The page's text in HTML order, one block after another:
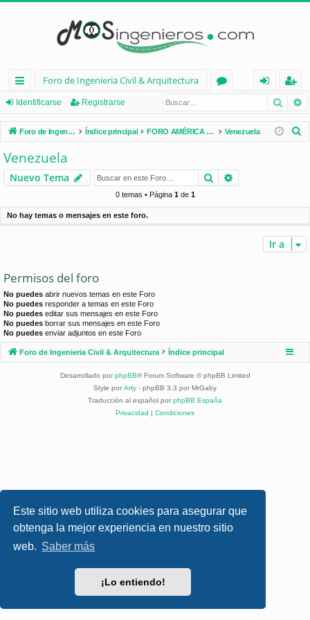
Este sitio web utiliza cookies para asegurar que
obtenga la mejor experiencia en nuestro sitio
web. Saber más
¡Lo entiendo!
nl
ac
es
rá
pi
d
Foro de Ingenieria Civil & Arquitectura
os
nt
ifi
e
eg
ist
ra
Identificarse Registrarse
Foro de Ingenieria Civil & Arquitectura Índice principal FORO AMÉRICA LATINA Venezuela
r
Venezuela
Nuevo Tema Buscar
0 temas • Página 1de 1
No hay temas o mensajes en este foro.
Ir a
Permisos del foro
No puedes abrir nuevos temas en este Foro
No puedes responder a temas en este Foro
No puedes editar sus mensajes en este Foro
No puedes borrar sus mensajes en este Foro
No puedes enviar adjuntos en este Foro
Foro de Ingenieria Civil & Arquitectura Índice principal
Desarrollado por phpBB® Forum Software © phpBB Limited
Style por Arty - phpBB 3.3 por MrGaby
Traducción al español por phpBB España
Privacidad | Condiciones